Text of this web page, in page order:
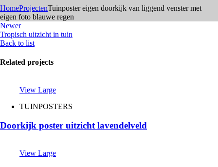
HomeProjectenTuinposter eigen doorkijk van liggend venster met
eigen foto blauwe regen
Newer
Tropisch uitzicht in tuin
Back to list
Related projects
View Large
TUINPOSTERS
Doorkijk poster uitzicht lavendelveld
View Large